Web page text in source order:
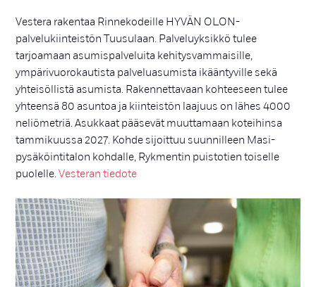
Vestera rakentaa Rinnekodeille HYVÄN OLON-
palvelukiinteistön Tuusulaan. Palveluyksikkö tulee
tarjoamaan asumispalveluita kehitysvammaisille,
ympärivuorokautista palveluasumista ikääntyville sekä
yhteisöllistä asumista. Rakennettavaan kohteeseen tulee
yhteensä 80 asuntoa ja kiinteistön laajuus on lähes 4000
neliömetriä. Asukkaat pääsevät muuttamaan koteihinsa
tammikuussa 2027. Kohde sijoittuu suunnilleen Masi-
pysäköintitalon kohdalle, Rykmentin puistotien toiselle
puolelle.Vesteran tiedote